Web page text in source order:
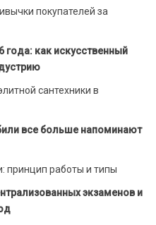
покупателей за
года: как искусственный
сантехники в
все больше напоминают
принцип работы и типы
экзаменов и